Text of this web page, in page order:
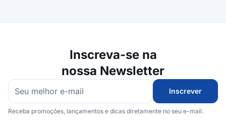
Inscreva-se na
nossa Newsletter
Inscrever
Receba promoções, lançamentos e dicas diretamente no seu e-mail.